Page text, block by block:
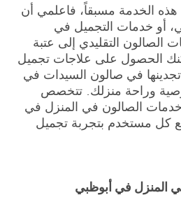
الخدمة مسبقاً، فاعلمي أن
أو خدمات التجميل في
الصالون التقليدي إلى عتبة
الحصول على علاجات تجميل
تجدينها في صالون السيدات في
وراحة منزلك. تتخصص
الصالون في المنزل في
كل مستخدم بتجربة تجميل
المنزل في أبوظبي